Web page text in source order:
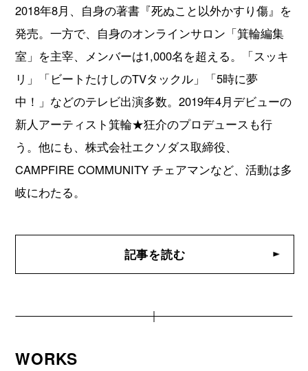
2018年8月、自身の著書『死ぬこと以外かすり傷』を
発売。一方で、自身のオンラインサロン「箕輪編集
室」を主宰、メンバーは1,000名を超える。「スッキ
リ」「ビートたけしのTVタックル」「5時に夢
中！」などのテレビ出演多数。2019年4月デビューの
新人アーティスト箕輪★狂介のプロデュースも行
う。他にも、株式会社エクソダス取締役、
CAMPFIRE COMMUNITY チェアマンなど、活動は多
岐にわたる。
記事を読む
WORKS